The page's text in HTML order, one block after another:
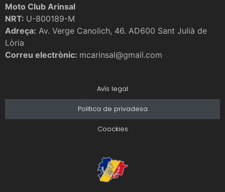
Moto Club Arinsal
NRT: U-800189-M
Adreça: Av. Verge Canolich, 46. AD600 Sant Julià de
Lòria
Correu electrònic: mcarinsal@gmail.com
Avís legal
Politica de privadesa
Coockies